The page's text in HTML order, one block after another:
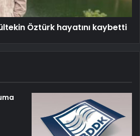
Öztürk hayatını kaybetti